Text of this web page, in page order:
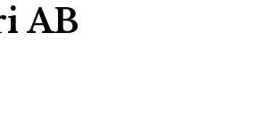
AB